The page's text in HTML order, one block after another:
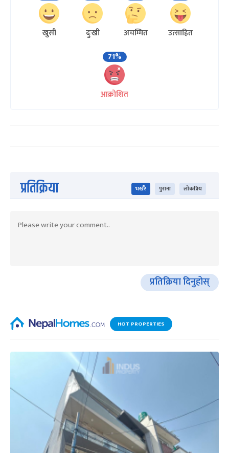
खुसी दुःखी अचम्मित
उत्साहित
71%
आक्रोशित
प्रतिक्रिया भर्खरै पुराना लोकप्रिय
प्रतिक्रिया दिनुहोस्
HOT PROPERTIES